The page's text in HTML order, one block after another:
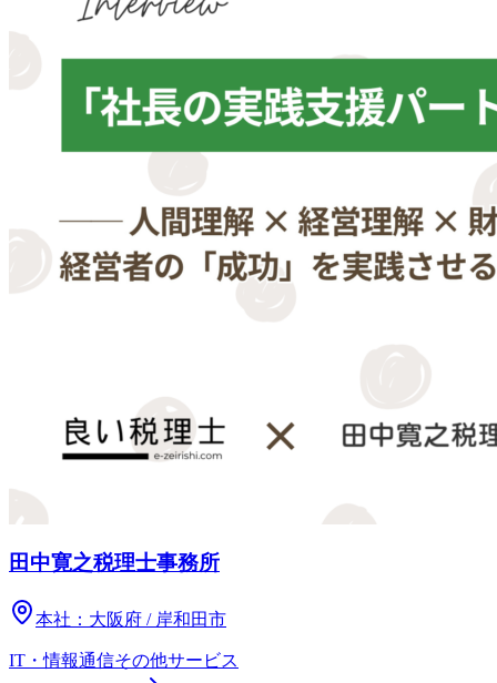
田中寛之税理士事務所
本社： 大阪府 / 岸和田市
IT・情報通信その他サービス